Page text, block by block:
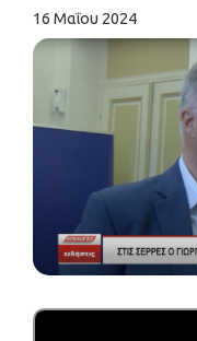
16 Μαΐου 2024